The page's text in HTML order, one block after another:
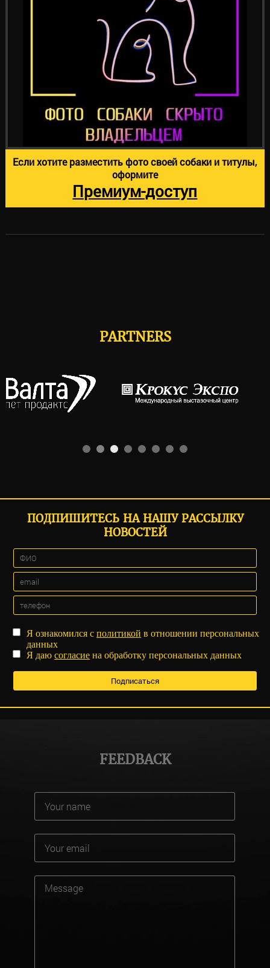
Если хотите разместить фото своей собаки и титулы,
оформите
Премиум-доступ
PARTNERS
ПОДПИШИТЕСЬ НА НАШУ РАССЫЛКУ
НОВОСТЕЙ
Я ознакомился сполитикой в отношении персональных
данных
Я даюсогласие на обработку персональных данных
FEEDBACK